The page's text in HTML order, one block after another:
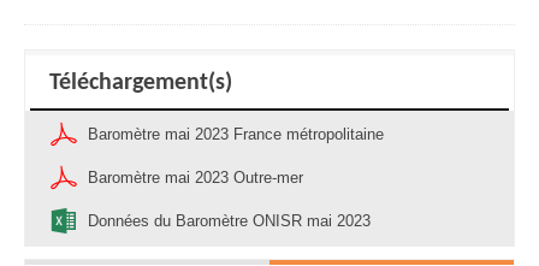
Téléchargement(s)
Baromètre mai 2023 France métropolitaine
Baromètre mai 2023 Outre-mer
Données du Baromètre ONISR mai 2023